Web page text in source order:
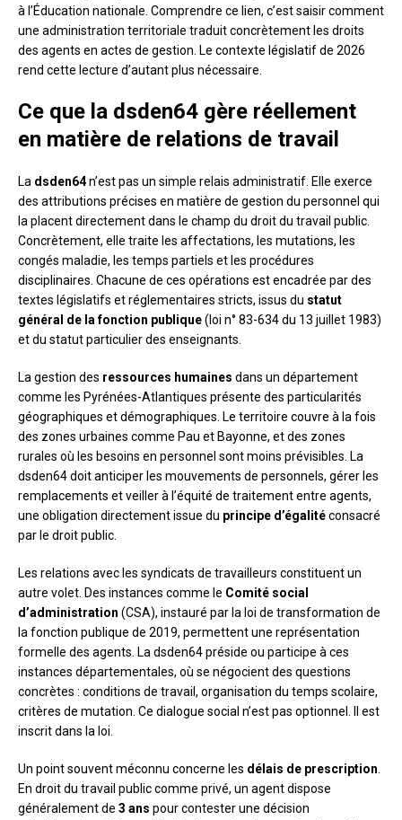
à l’Éducation nationale. Comprendre ce lien, c’est saisir comment
une administration territoriale traduit concrètement les droits
des agents en actes de gestion. Le contexte législatif de 2026
rend cette lecture d’autant plus nécessaire.
Ce que la dsden64 gère réellement
en matière de relations de travail
La dsden64n’est pas un simple relais administratif. Elle exerce
des attributions précises en matière de gestion du personnel qui
la placent directement dans le champ du droit du travail public.
Concrètement, elle traite les affectations, les mutations, les
congés maladie, les temps partiels et les procédures
disciplinaires. Chacune de ces opérations est encadrée par des
textes législatifs et réglementaires stricts, issus du statut
général de la fonction publique(loi n° 83-634 du 13 juillet 1983)
et du statut particulier des enseignants.
La gestion des ressources humaines dans un département
comme les Pyrénées-Atlantiques présente des particularités
géographiques et démographiques. Le territoire couvre à la fois
des zones urbaines comme Pau et Bayonne, et des zones
rurales où les besoins en personnel sont moins prévisibles. La
dsden64 doit anticiper les mouvements de personnels, gérer les
remplacements et veiller à l’équité de traitement entre agents,
une obligation directement issue du principe d’égalitéconsacré
par le droit public.
Les relations avec les syndicats de travailleurs constituent un
autre volet. Des instances comme le Comité social
d’administration (CSA), instauré par la loi de transformation de
la fonction publique de 2019, permettent une représentation
formelle des agents. La dsden64 préside ou participe à ces
instances départementales, où se négocient des questions
concrètes : conditions de travail, organisation du temps scolaire,
critères de mutation. Ce dialogue social n’est pas optionnel. Il est
inscrit dans la loi.
Un point souvent méconnu concerne les délais de prescription.
En droit du travail public comme privé, un agent dispose
généralement de 3 ans pour contester une décision